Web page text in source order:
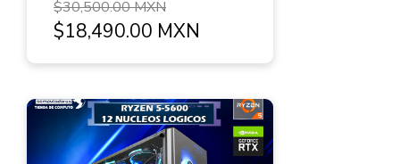
$30,500.00 MXN
$18,490.00 MXN